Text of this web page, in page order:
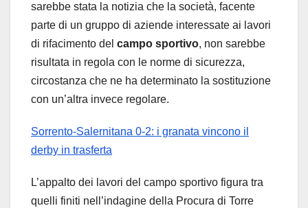
sarebbe stata la notizia che la società, facente
parte di un gruppo di aziende interessate ai lavori
di rifacimento del campo sportivo, non sarebbe
risultata in regola con le norme di sicurezza,
circostanza che ne ha determinato la sostituzione
con un’altra invece regolare.
Sorrento-Salernitana 0-2: i granata vincono il
derby in trasferta
L’appalto dei lavori del campo sportivo figura tra
quelli finiti nell’indagine della Procura di Torre